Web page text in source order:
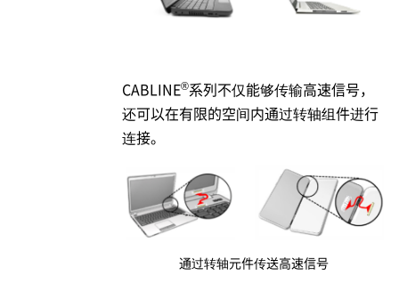
CABLINE®系列不仅能够传输高速信号，
还可以在有限的空间内通过转轴组件进行
连接。
通过转轴元件传送高速信号